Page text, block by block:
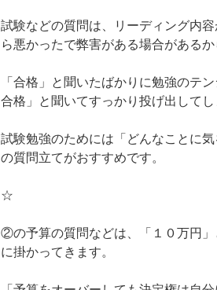
試験などの質問は、リーディング内
ら悪かったで弊害がある場合があるか
「合格」と聞いたばかりに勉強のテ
合格」と聞いてすっかり投げ出してし
試験勉強のためには「どんなことに
の質問立てがおすすめです。
☆
②の予算の質問などは、「１０万円
に掛かってきます。